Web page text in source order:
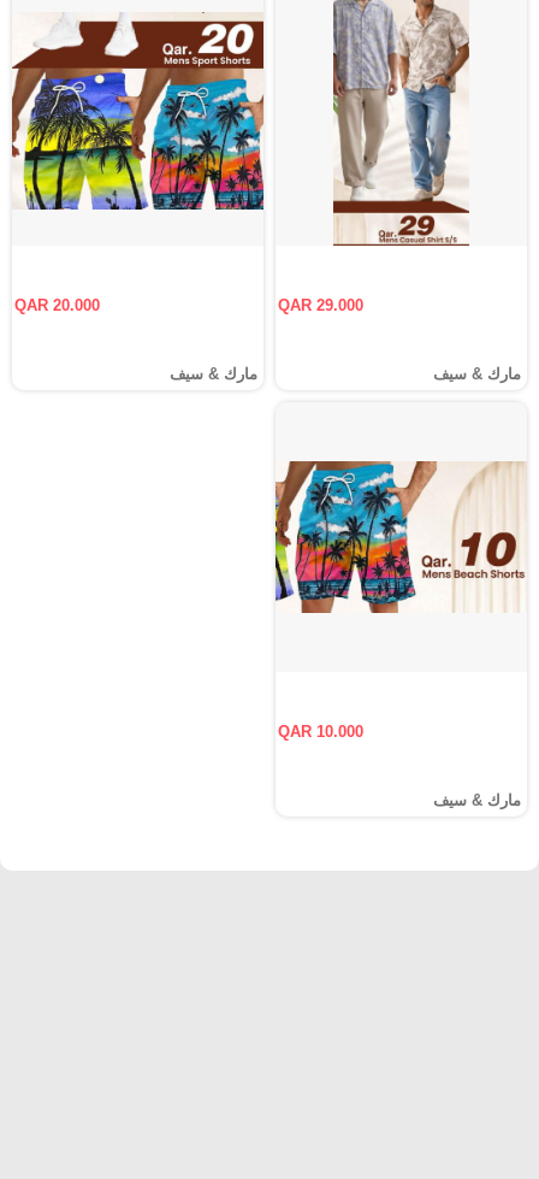
QAR 29.000
مارك & سيف
QAR 20.000
مارك & سيف
QAR 10.000
مارك & سيف